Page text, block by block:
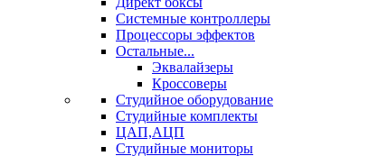
Системные контроллеры
Процессоры эффектов
Остальные...
Эквалайзеры
Кроссоверы
Студийное оборудование
Студийные комплекты
ЦАП,АЦП
Студийные мониторы